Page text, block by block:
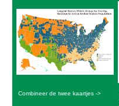
Combineer de twee kaartjes ->